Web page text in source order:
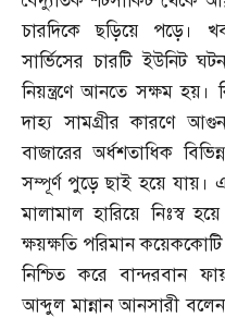
চারদিকে ছড়িয়ে পড়ে।
সার্ভিসের চারটি ইউনিট
নিয়ন্ত্রণে আনতে সক্ষম
দাহ্য সামগ্রীর কারণে
বাজারের অর্ধশতাধিক
সম্পূর্ণ পুড়ে ছাই হয়ে যায়।
মালামাল হারিয়ে নিঃস্ব
ক্ষয়ক্ষতি পরিমান
নিশ্চিত করে বান্দরবান
আব্দুল মান্নান আনসারী বলেন